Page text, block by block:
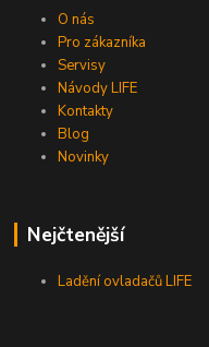
O nás
Pro zákazníka
Servisy
Návody LIFE
Kontakty
Blog
Novinky
Nejčtenější
Ladění ovladačů LIFE